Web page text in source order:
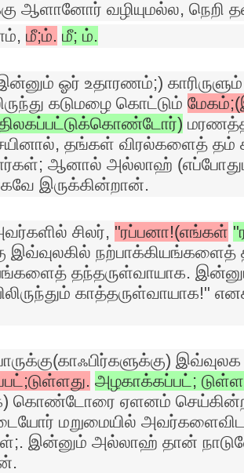
ஆளானோர் வழியுமல்ல, நெறி
மீ;ம். மீ; ம்.
ஓர் உதாரணம்;)
கடுமழை கொட்டும்
தங்கள் விரல்களைத் தம்
ஆனால் அல்லாஹ்
இருக்கின்றான்.
சிலர், "ரப்பனா!(எங்கள்
இவ்வுலகில் நற்பாக்கியங்களைத்
தந்தருள்வாயாக.
காத்தருள்வாயாக!"
அழகாக்கப்பட்;
கொண்டோரை ஏளனம்
மறுமையில்
இன்னும் அல்லாஹ் தான்